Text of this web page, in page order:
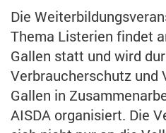
Die
Thema Listerien findet
Gallen statt und wird
Verbraucherschutz und
Gallen in
AISDA organisiert. Die